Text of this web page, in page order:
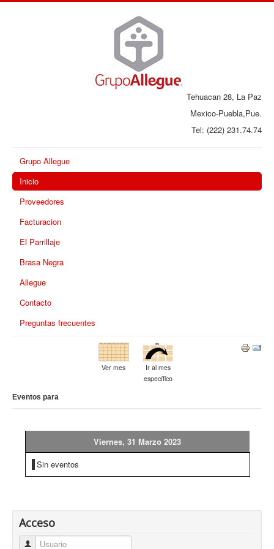
Tehuacan 28, La Paz
Mexico-Puebla,Pue.
Tel: (222) 231.74.74
Grupo Allegue
Inicio
Proveedores
Facturacion
El Parrillaje
Brasa Negra
Allegue
Contacto
Preguntas frecuentes
Ver mes
Ir al mes
específico
Eventos para
Viernes, 31 Marzo 2023
Sin eventos
Acceso
Usuario